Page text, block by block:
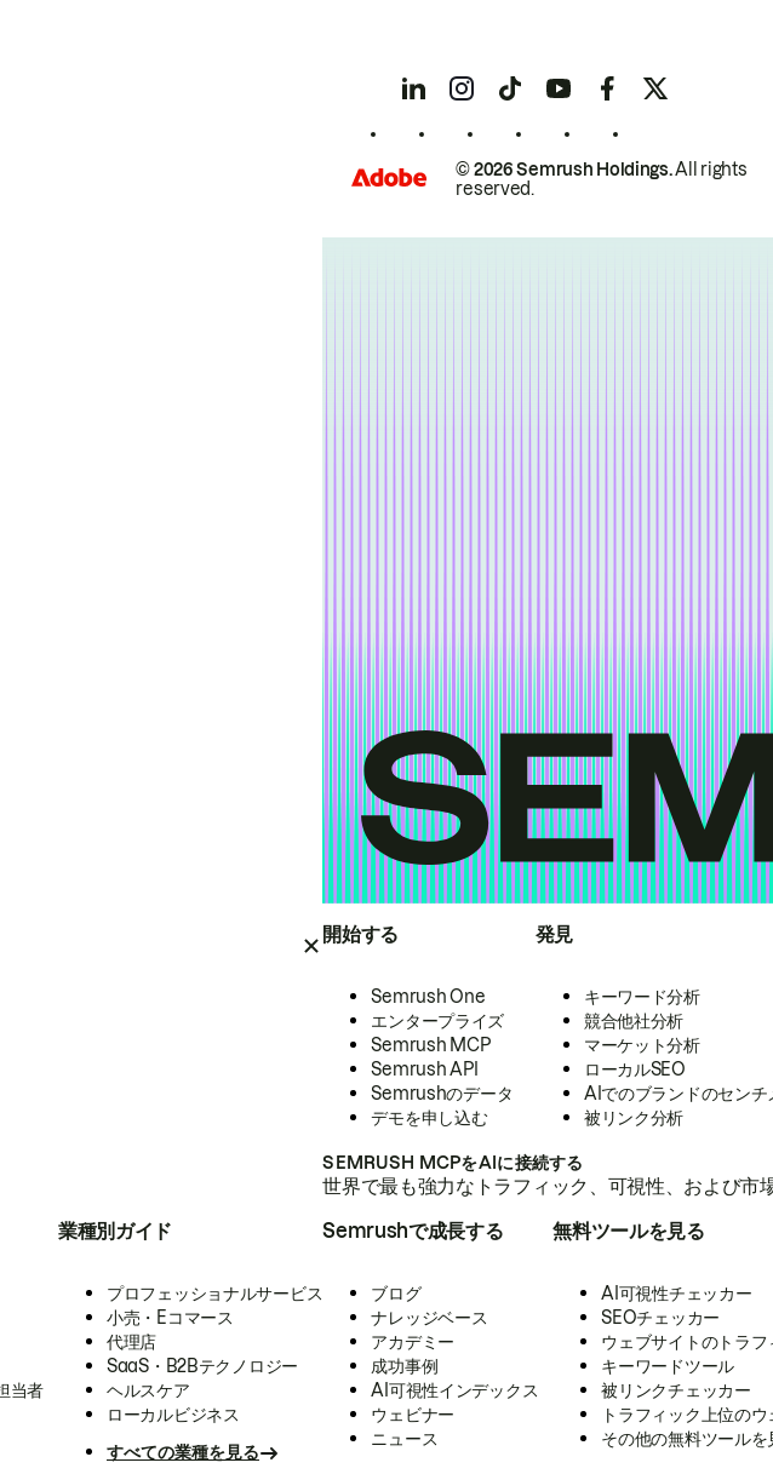
開始する
Semrush One
エンタープライズ
Semrush MCP
Semrush API
Semrushのデータ
デモを申し込む
発見
キーワード分析
競合他社分析
マーケット分析
ローカルSEO
AIでのブランドのセンチ
被リンク分析
SEMRUSH MCPをAIに接続する
世界で最も強力なトラフィック、可視性、および
当者
業種別ガイド
プロフェッショナルサービス
小売・Eコマース
代理店
SaaS・B2Bテクノロジー
ヘルスケア
ローカルビジネス
すべての業種を見る
Semrushで成長する
ブログ
ナレッジベース
アカデミー
成功事例
AI可視性インデックス
ウェビナー
ニュース
無料ツールを見る
AI可視性チェッカー
SEOチェッカー
ウェブサイトのトラ
キーワードツール
被リンクチェッカー
トラフィック上位の
その他の無料ツールを
© 2026 Semrush Holdings.All rights
reserved.